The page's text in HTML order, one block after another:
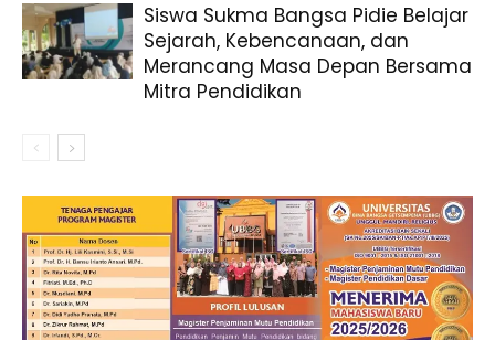
Siswa Sukma Bangsa Pidie Belajar
Sejarah, Kebencanaan, dan
Merancang Masa Depan Bersama
Mitra Pendidikan